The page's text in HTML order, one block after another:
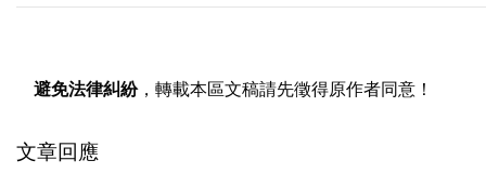
避免法律糾紛，轉載本區文稿請先徵得原作者同意！
文章回應